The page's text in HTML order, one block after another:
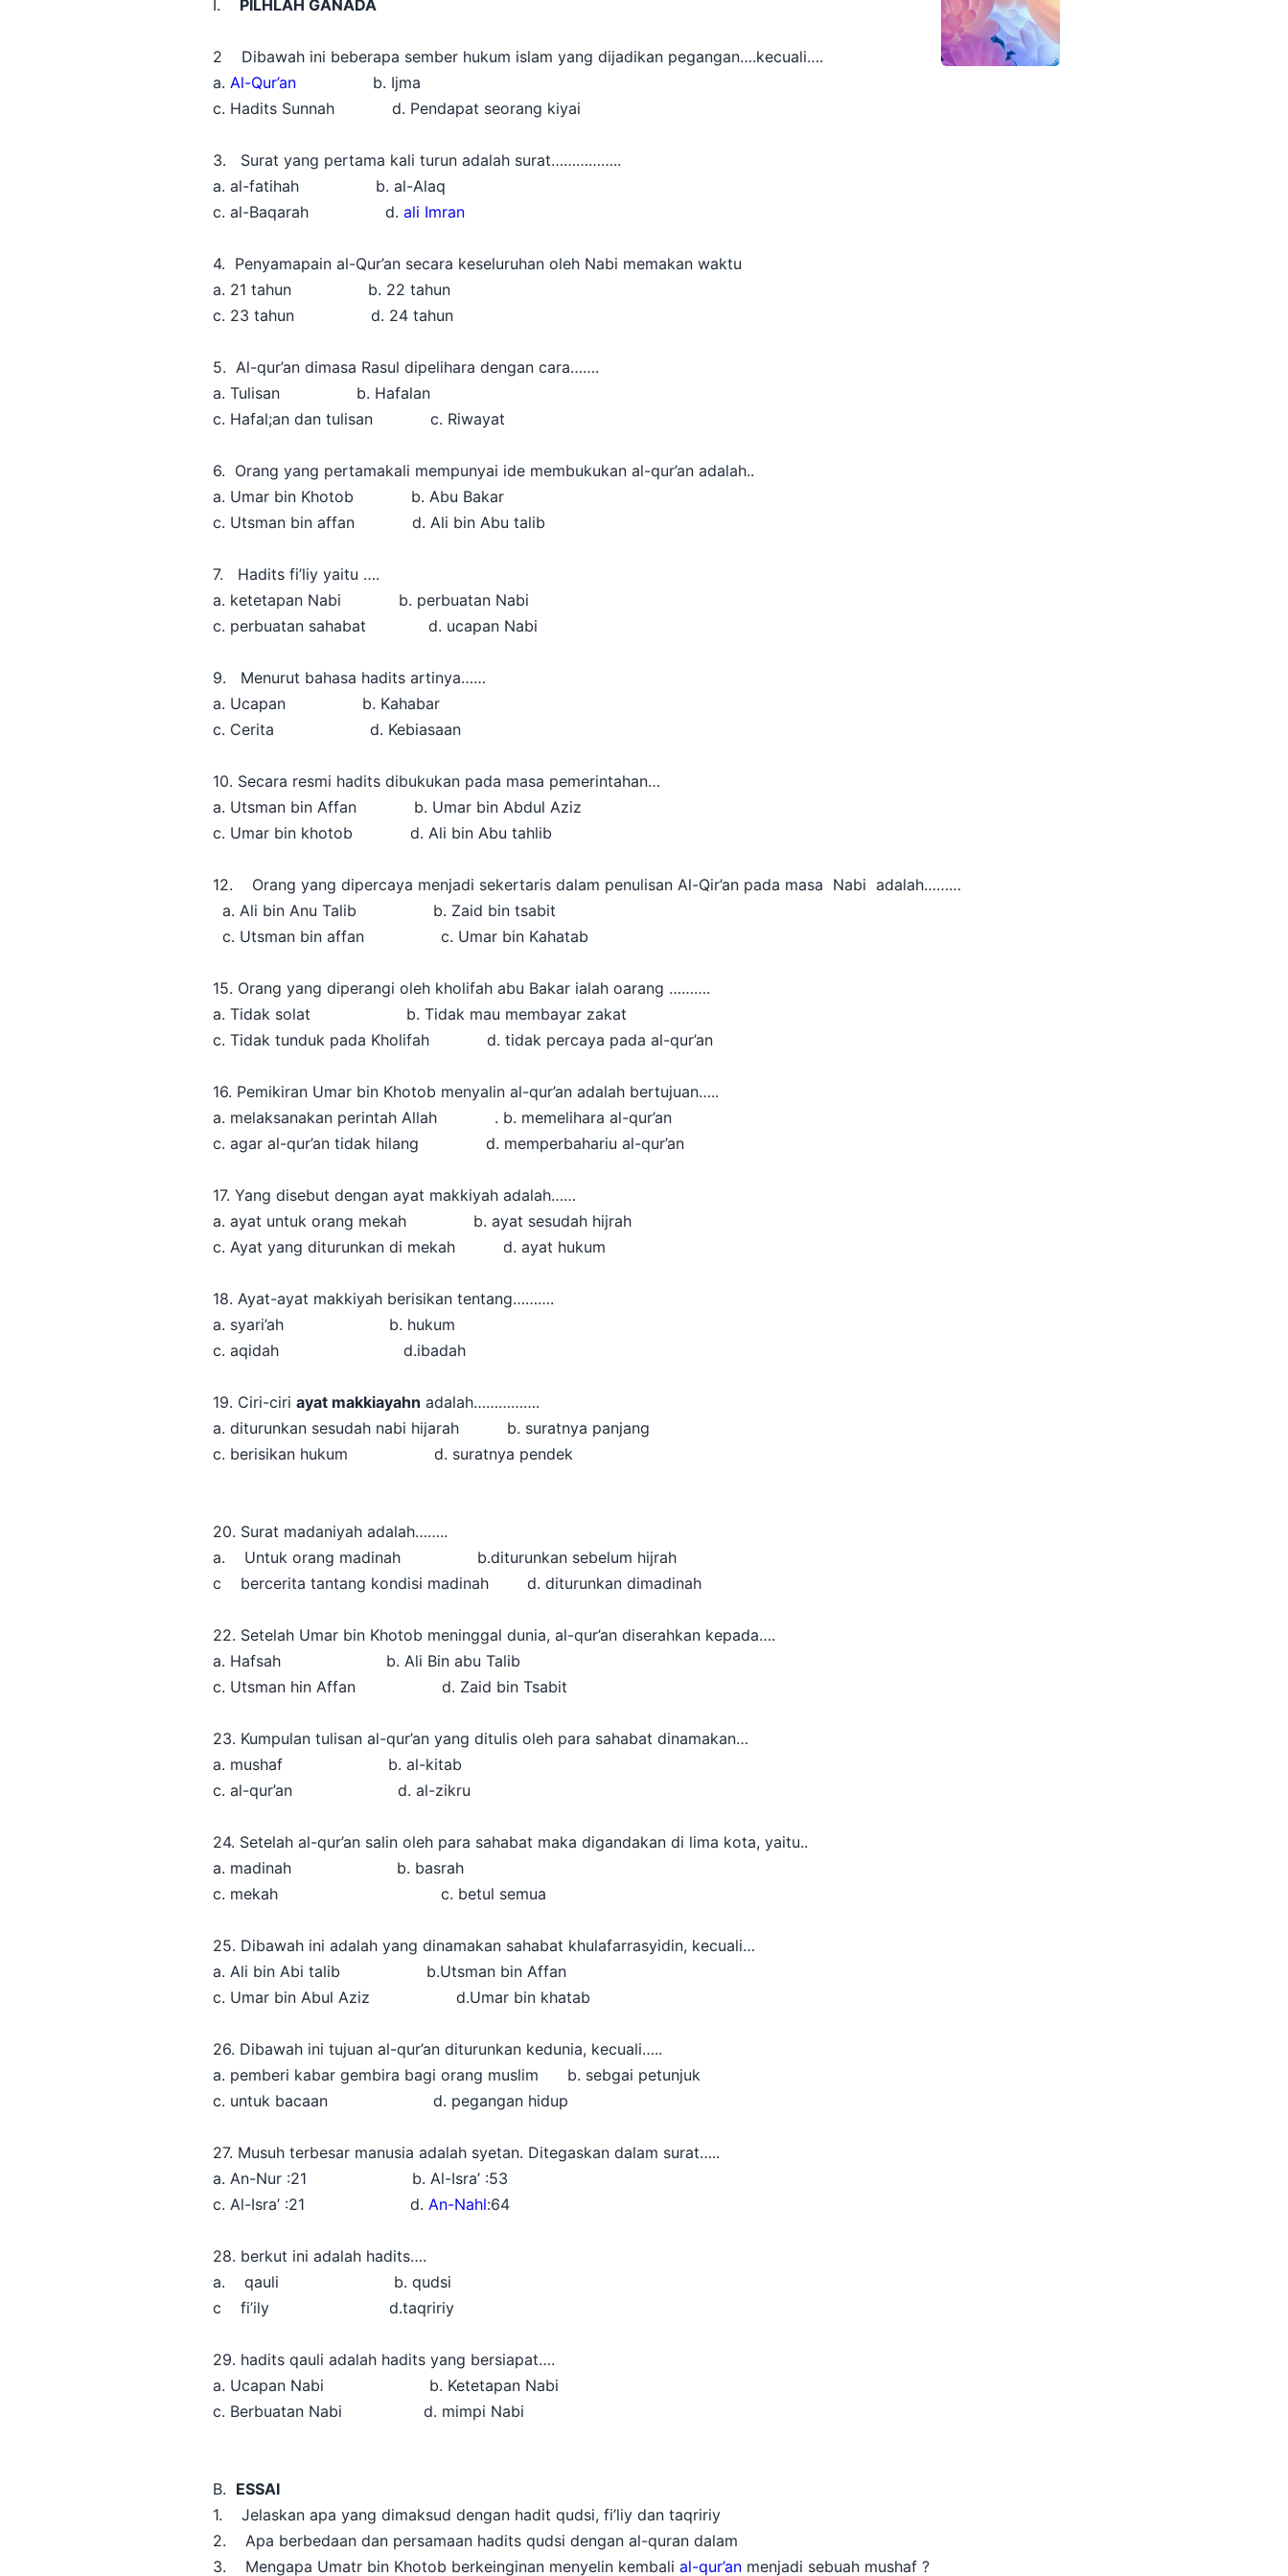
I. PILHLAH GANADA
2 Dibawah ini beberapa sember hukum islam yang dijadikan pegangan….kecuali….
a. Al-Qur’an
b. Ijma
c. Hadits Sunnah d. Pendapat seorang kiyai
3. Surat yang pertama kali turun adalah surat……………..
a. al-fatihah b. al-Alaq
c. al-Baqarah d. ali Imran
4. Penyamapain al-Qur’an secara keseluruhan oleh Nabi memakan waktu
a. 21 tahun b. 22 tahun
c. 23 tahun d. 24 tahun
5. Al-qur’an dimasa Rasul dipelihara dengan cara…….
a. Tulisan b. Hafalan
c. Hafal;an dan tulisan c. Riwayat
6. Orang yang pertamakali mempunyai ide membukukan al-qur’an adalah..
a. Umar bin Khotob b. Abu Bakar
c. Utsman bin affan d. Ali bin Abu talib
7. Hadits fi’liy yaitu ….
a. ketetapan Nabi b. perbuatan Nabi
c. perbuatan sahabat d. ucapan Nabi
9. Menurut bahasa hadits artinya……
a. Ucapan b. Kahabar
c. Cerita d. Kebiasaan
10. Secara resmi hadits dibukukan pada masa pemerintahan…
a. Utsman bin Affan b. Umar bin Abdul Aziz
c. Umar bin khotob d. Ali bin Abu tahlib
12. Orang yang dipercaya menjadi sekertaris dalam penulisan Al-Qir’an pada masa Nabi adalah………
a. Ali bin Anu Talib b. Zaid bin tsabit
c. Utsman bin affan c. Umar bin Kahatab
15. Orang yang diperangi oleh kholifah abu Bakar ialah oarang ……….
a. Tidak solat b. Tidak mau membayar zakat
c. Tidak tunduk pada Kholifah d. tidak percaya pada al-qur’an
16. Pemikiran Umar bin Khotob menyalin al-qur’an adalah bertujuan…..
a. melaksanakan perintah Allah . b. memelihara al-qur’an
c. agar al-qur’an tidak hilang d. memperbahariu al-qur’an
17. Yang disebut dengan ayat makkiyah adalah……
a. ayat untuk orang mekah b. ayat sesudah hijrah
c. Ayat yang diturunkan di mekah d. ayat hukum
18. Ayat-ayat makkiyah berisikan tentang……….
a. syari’ah b. hukum
c. aqidah d.ibadah
19. Ciri-ciri ayat makkiayahn adalah…………….
a. diturunkan sesudah nabi hijarah b. suratnya panjang
c. berisikan hukum d. suratnya pendek
20. Surat madaniyah adalah……..
a. Untuk orang madinah b.diturunkan sebelum hijrah
c bercerita tantang kondisi madinah d. diturunkan dimadinah
22. Setelah Umar bin Khotob meninggal dunia, al-qur’an diserahkan kepada….
a. Hafsah b. Ali Bin abu Talib
c. Utsman hin Affan d. Zaid bin Tsabit
23. Kumpulan tulisan al-qur’an yang ditulis oleh para sahabat dinamakan…
a. mushaf b. al-kitab
c. al-qur’an d. al-zikru
24. Setelah al-qur’an salin oleh para sahabat maka digandakan di lima kota, yaitu..
a. madinah b. basrah
c. mekah c. betul semua
25. Dibawah ini adalah yang dinamakan sahabat khulafarrasyidin, kecuali…
a. Ali bin Abi talib b.Utsman bin Affan
c. Umar bin Abul Aziz d.Umar bin khatab
26. Dibawah ini tujuan al-qur’an diturunkan kedunia, kecuali…..
a. pemberi kabar gembira bagi orang muslim b. sebgai petunjuk
c. untuk bacaan d. pegangan hidup
27. Musuh terbesar manusia adalah syetan. Ditegaskan dalam surat…..
a. An-Nur :21 b. Al-Isra’ :53
c. Al-Isra’ :21 d. An-Nahl:64
28. berkut ini adalah hadits….
a. qauli b. qudsi
c fi’ily d.taqririy
29. hadits qauli adalah hadits yang bersiapat….
a. Ucapan Nabi b. Ketetapan Nabi
c. Berbuatan Nabi d. mimpi Nabi
B. ESSAI
1. Jelaskan apa yang dimaksud dengan hadit qudsi, fi’liy dan taqririy
2. Apa berbedaan dan persamaan hadits qudsi dengan al-quran dalam
3. Mengapa Umatr bin Khotob berkeinginan menyelin kembali al-qur’an menjadi sebuah mushaf ?